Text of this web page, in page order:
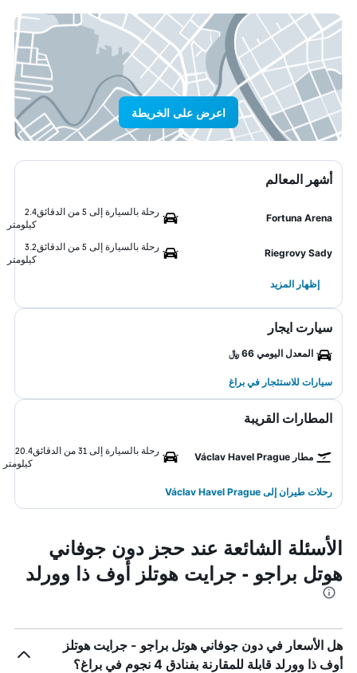
اعرض على الخريطة
أشهر المعالم
Fortuna Arena
رحلة بالسيارة إلى 5 من الدقائق
2.4
كيلومتر
Riegrovy Sady
رحلة بالسيارة إلى 5 من الدقائق
3.2
كيلومتر
إظهار المزيد
سيارت ايجار
المعدل اليومي 66 ﷼
سيارات للاستئجار في براغ
المطارات القريبة
مطار Václav Havel Prague
رحلة بالسيارة إلى 31 من الدقائق
20.4
كيلومتر
رحلات طيران إلى Václav Havel Prague
الأسئلة الشائعة عند حجز دون جوفاني
هوتل براجو - جرايت هوتلز أوف ذا وورلد
هل الأسعار في دون جوفاني هوتل براجو - جرايت هوتلز
أوف ذا وورلد قابلة للمقارنة بفنادق 4 نجوم في براغ؟